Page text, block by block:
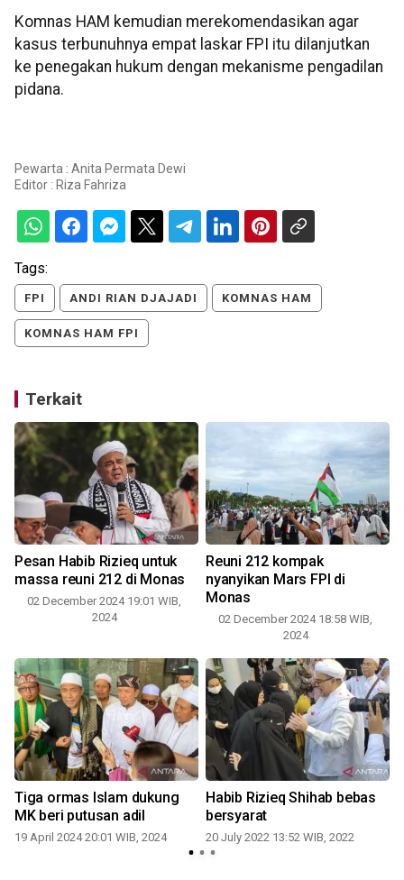
Komnas HAM kemudian merekomendasikan agar
kasus terbunuhnya empat laskar FPI itu dilanjutkan
ke penegakan hukum dengan mekanisme pengadilan
pidana.
Pewarta : Anita Permata Dewi
Editor : Riza Fahriza
Tags:
FPI ANDI RIAN DJAJADI KOMNAS HAM
KOMNAS HAM FPI
Terkait
Pesan Habib Rizieq untuk
massa reuni 212 di Monas
02 December 2024 19:01 WIB,
2024
Reuni 212 kompak
nyanyikan Mars FPI di
Monas
02 December 2024 18:58 WIB,
2024
Tiga ormas Islam dukung
MK beri putusan adil
19 April 2024 20:01 WIB, 2024
Habib Rizieq Shihab bebas
bersyarat
20 July 2022 13:52 WIB, 2022